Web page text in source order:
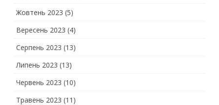
Жовтень 2023 (5)
Вересень 2023 (4)
Серпень 2023 (13)
Липень 2023 (13)
Червень 2023 (10)
Травень 2023 (11)